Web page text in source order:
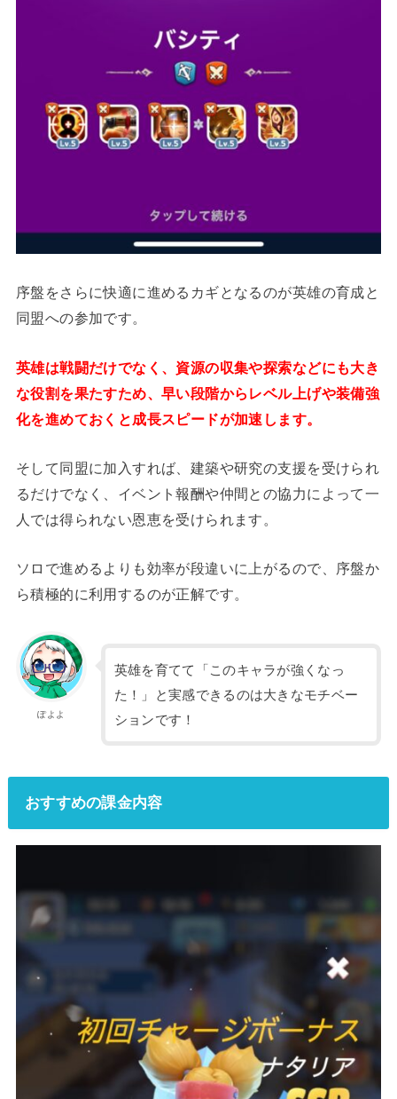
序盤をさらに快適に進めるカギとなるのが英雄の育成と
同盟への参加です。
英雄は戦闘だけでなく、資源の収集や探索などにも大き
な役割を果たすため、早い段階からレベル上げや装備強
化を進めておくと成長スピードが加速します。
そして同盟に加入すれば、建築や研究の支援を受けられ
るだけでなく、イベント報酬や仲間との協力によって一
人では得られない恩恵を受けられます。
ソロで進めるよりも効率が段違いに上がるので、序盤か
ら積極的に利用するのが正解です。
ぽよよ
英雄を育てて「このキャラが強くなっ
た！」と実感できるのは大きなモチベー
ションです！
おすすめの課金内容